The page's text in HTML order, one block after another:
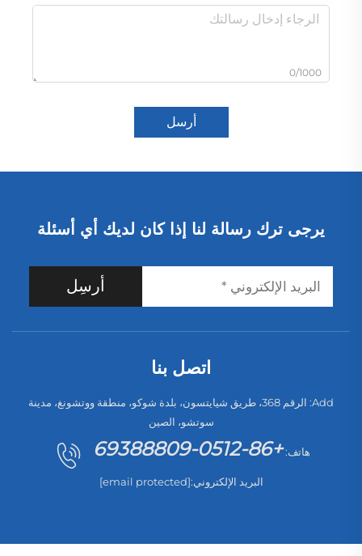
0/1000
أرسل
يرجى ترك رسالة لنا إذا كان لديك أي أسئلة
أرسِل
اتصل بنا
Add: الرقم 368، طريق شيايتسون، بلدة شوكو، منطقة ووتشونغ، مدينة
سوتشو، الصين
هاتف: +86-0512-69388809
البريد الإلكتروني:[email protected]